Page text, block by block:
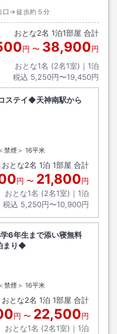
口→徒歩約５分
おとな2名 1泊1部屋 合計
円 〜 38,900円
おとな1名 (2名1室)｜ 1泊
税込 5,250円〜19,450円
ステイ◆天神南駅から
煙＞ 16平米
おとな2名 1泊 1部屋 合計
円 〜 21,800円
おとな1名 (2名1室)｜ 1泊
税込 5,250円〜10,900円
6年生まで添い寝無料
まり◆
煙＞ 16平米
おとな2名 1泊 1部屋 合計
円 〜 22,500円
おとな1名 (2名1室)｜ 1泊